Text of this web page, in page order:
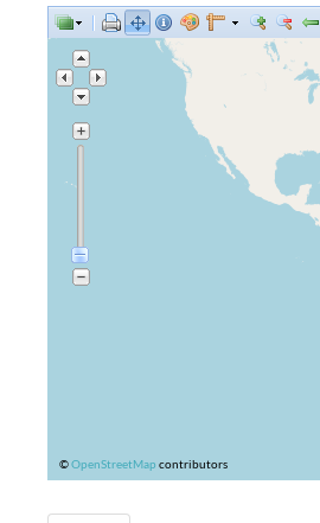
©OpenStreetMap contributors